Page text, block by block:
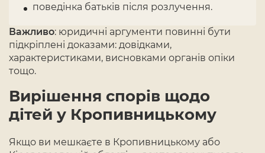
поведінка батьків після розлучення.
Важливо: юридичні аргументи повинні бути
підкріплені доказами: довідками,
характеристиками, висновками органів опіки
тощо.
Вирішення спорів щодо
дітей у Кропивницькому
Якщо ви мешкаєте в Кропивницькому або